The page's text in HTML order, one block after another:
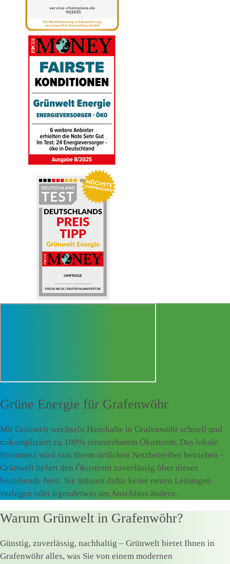
Grüne Energie für Grafenwöhr
Mit Grünwelt wechseln Haushalte in Grafenwöhr schnell und
unkompliziert zu 100% erneuerbarem Ökostrom. Das lokale
Stromnetz wird von Ihrem örtlichen Netzbetreiber betrieben –
Grünwelt liefert den Ökostrom zuverlässig über dieses
bestehende Netz. Sie müssen dafür keine neuen Leitungen
verlegen oder irgendetwas am Anschluss ändern.
Warum Grünwelt in Grafenwöhr?
Günstig, zuverlässig, nachhaltig – Grünwelt bietet Ihnen in
Grafenwöhr alles, was Sie von einem modernen